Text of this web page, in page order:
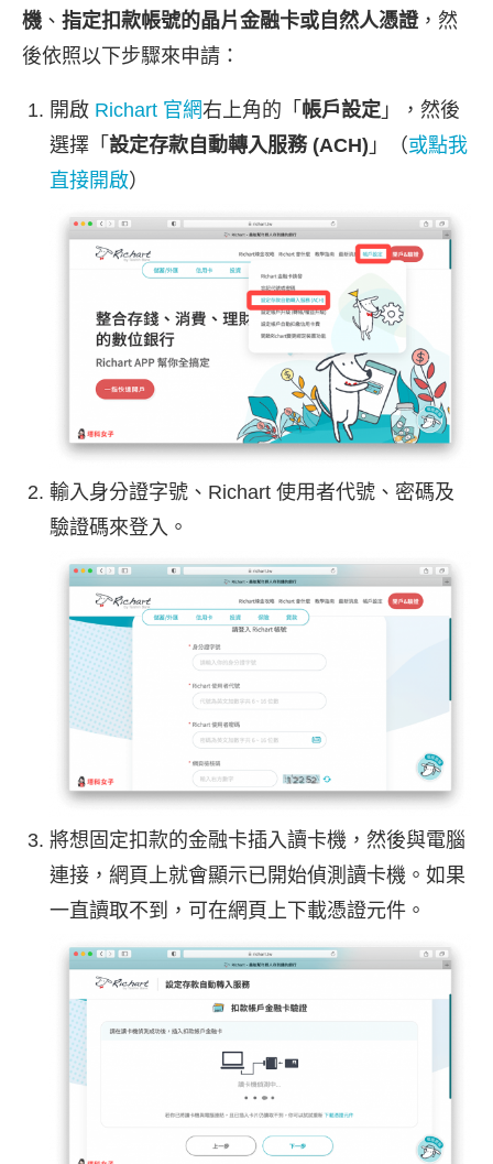
機 、 指定扣款帳號的晶片金融卡或自然人憑證，然
後依照以下步驟來申請：
開啟 Richart 官網右上角的「 帳戶設定 」，然後
選擇「 設定存款自動轉入服務 (ACH) 」（或點我
直接開啟）
輸入身分證字號、Richart 使用者代號、密碼及
驗證碼來登入。
將想固定扣款的金融卡插入讀卡機，然後與電腦
連接，網頁上就會顯示已開始偵測讀卡機。如果
一直讀取不到，可在網頁上下載憑證元件。